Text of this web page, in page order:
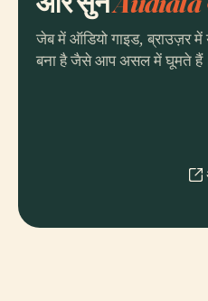
जेब में ऑडियो गाइड, ब्राउज़र में
बना है जैसे आप असल में घूमते